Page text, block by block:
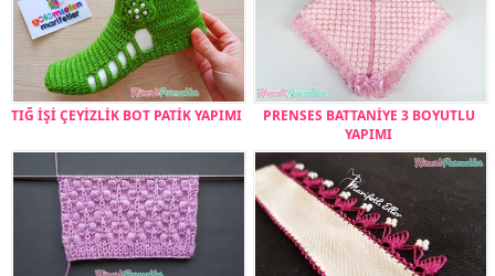
TIĞ İŞİ ÇEYİZLİK BOT PATİK YAPIMI
PRENSES BATTANİYE 3 BOYUTLU
YAPIMI